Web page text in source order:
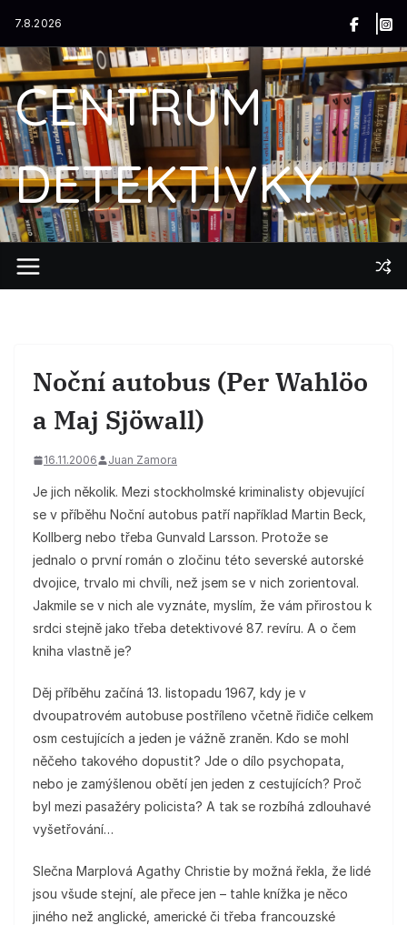
obsah
7.8.2026
CENTRUM
DETEKTIVKY
Noční autobus (Per Wahlöo
a Maj Sjöwall)
16.11.2006 Juan Zamora
Je jich několik. Mezi stockholmské kriminalisty objevující
se v příběhu Noční autobus patří například Martin Beck,
Kollberg nebo třeba Gunvald Larsson. Protože se
jednalo o první román o zločinu této severské autorské
dvojice, trvalo mi chvíli, než jsem se v nich zorientoval.
Jakmile se v nich ale vyznáte, myslím, že vám přirostou k
srdci stejně jako třeba detektivové 87. revíru. A o čem
kniha vlastně je?
Děj příběhu začíná 13. listopadu 1967, kdy je v
dvoupatrovém autobuse postříleno včetně řidiče celkem
osm cestujících a jeden je vážně zraněn. Kdo se mohl
něčeho takového dopustit? Jde o dílo psychopata,
nebo je zamýšlenou obětí jen jeden z cestujících? Proč
byl mezi pasažéry policista? A tak se rozbíhá zdlouhavé
vyšetřování…
Slečna Marplová Agathy Christie by možná řekla, že lidé
jsou všude stejní, ale přece jen – tahle knížka je něco
jiného než anglické, americké či třeba francouzské